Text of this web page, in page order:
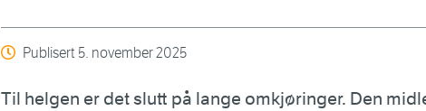
Publisert 5. november 2025
Til helgen er det slutt på lange omkjøringer. Den